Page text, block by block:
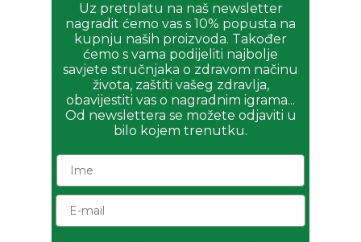
Uz pretplatu na naš newsletter
nagradit ćemo vas s 10% popusta na
kupnju naših proizvoda. Također
ćemo s vama podijeliti najbolje
savjete stručnjaka o zdravom načinu
života, zaštiti vašeg zdravlja,
obavijestiti vas o nagradnim igrama...
Od newslettera se možete odjaviti u
bilo kojem trenutku.